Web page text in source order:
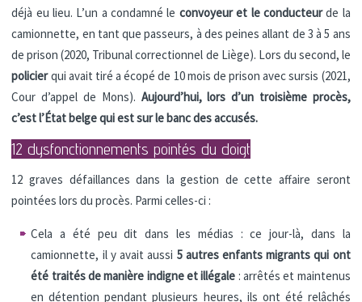
déjà eu lieu. L’un a condamné le convoyeur et le conducteurde la
camionnette, en tant que passeurs, à des peines allant de 3 à 5 ans
de prison (2020, Tribunal correctionnel de Liège). Lors du second, le
policierqui avait tiré a écopé de 10 mois de prison avec sursis (2021,
Cour d’appel de Mons). Aujourd’hui, lors d’un troisième procès,
c’est l’État belge qui est sur le banc des accusés.
12 dysfonctionnements pointés du doigt
12 graves défaillances dans la gestion de cette affaire seront
pointées lors du procès. Parmi celles-ci :
Cela a été peu dit dans les médias : ce jour-là, dans la
camionnette, il y avait aussi 5 autres enfants migrants qui ont
été traités de manière indigne et illégale : arrêtés et maintenus
en détention pendant plusieurs heures, ils ont été relâchés